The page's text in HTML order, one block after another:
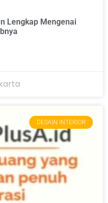
Lengkap Mengenai
DESAIN INTERIOR